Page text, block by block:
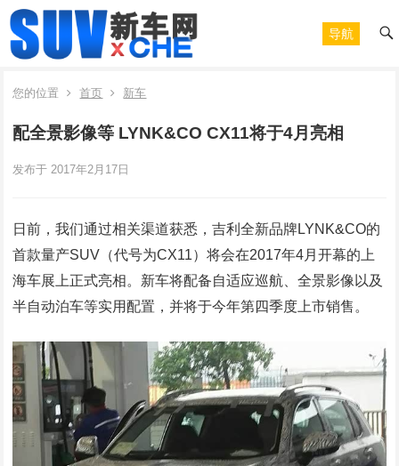
导航
您的位置 首页 新车
配全景影像等 LYNK&CO CX11将于4月亮相
发布于 2017年2月17日
日前，我们通过相关渠道获悉，吉利全新品牌LYNK&CO的
首款量产SUV（代号为CX11）将会在2017年4月开幕的上
海车展上正式亮相。新车将配备自适应巡航、全景影像以及
半自动泊车等实用配置，并将于今年第四季度上市销售。